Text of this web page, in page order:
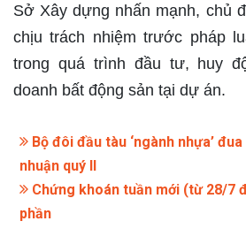
Sở Xây dựng nhấn mạnh, chủ
chịu trách nhiệm trước pháp
trong quá trình đầu tư, huy
doanh bất động sản tại dự án.
Bộ đôi đầu tàu ‘ngành nhựa’
nhuận quý II
Chứng khoán tuần mới (từ 28/7
phần